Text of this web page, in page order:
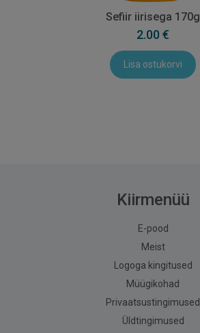
Sefiir iirisega 170g
2.00 €
Lisa ostukorvi
Kiirmenüü
E-pood
Meist
Logoga kingitused
Müügikohad
Privaatsustingimused
Üldtingimused